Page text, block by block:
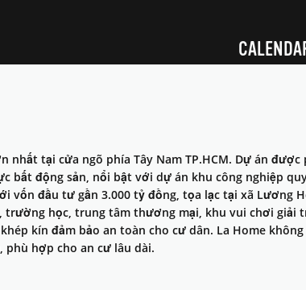
nhất tại cửa ngõ phía Tây Nam TP.HCM. Dự án
động sản, nổi bật với dự án khu công nghiệp
vốn đầu tư gần 3.000 tỷ đồng, tọa lạc tại xã Lương
trường học, trung tâm thương mại, khu vui chơi giải
kín đảm bảo an toàn cho cư dân. La Home
hợp cho an cư lâu dài.